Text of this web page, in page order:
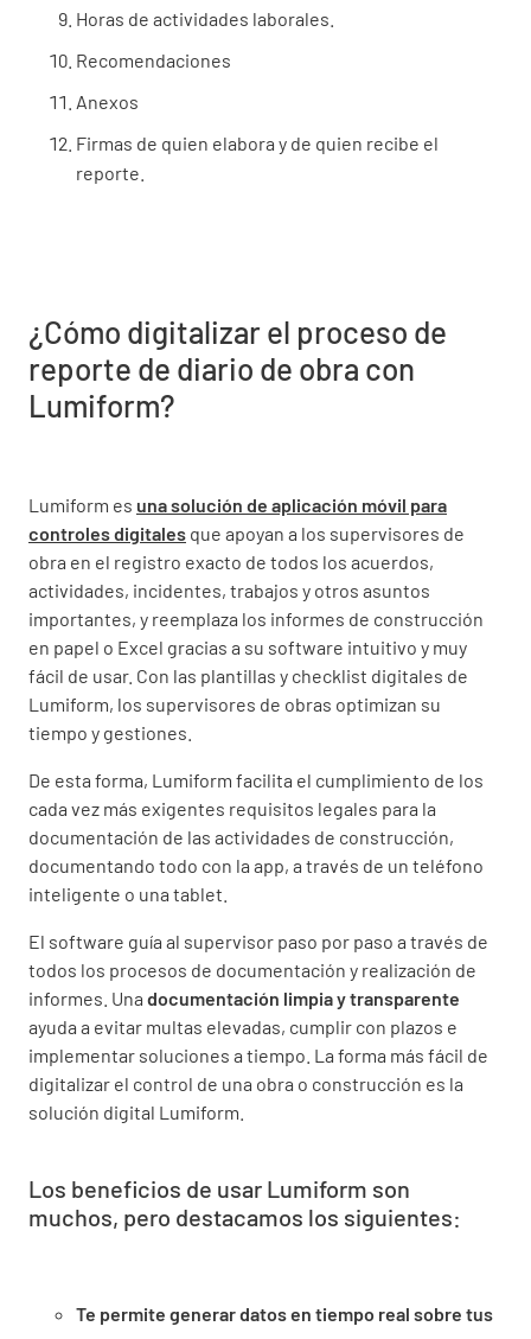
Horas de actividades laborales.
Recomendaciones
Anexos
Firmas de quien elabora y de quien recibe el
reporte.
¿Cómo digitalizar el proceso de
reporte de diario de obra con
Lumiform?
Lumiform es una solución de aplicación móvil para
controles digitales que apoyan a los supervisores de
obra en el registro exacto de todos los acuerdos,
actividades, incidentes, trabajos y otros asuntos
importantes, y reemplaza los informes de construcción
en papel o Excel gracias a su software intuitivo y muy
fácil de usar. Con las plantillas y checklist digitales de
Lumiform, los supervisores de obras optimizan su
tiempo y gestiones.
De esta forma, Lumiform facilita el cumplimiento de los
cada vez más exigentes requisitos legales para la
documentación de las actividades de construcción,
documentando todo con la app, a través de un teléfono
inteligente o una tablet.
El software guía al supervisor paso por paso a través de
todos los procesos de documentación y realización de
informes. Una documentación limpia y transparente
ayuda a evitar multas elevadas, cumplir con plazos e
implementar soluciones a tiempo. La forma más fácil de
digitalizar el control de una obra o construcción es la
solución digital Lumiform.
Los beneficios de usar Lumiform son
muchos, pero destacamos los siguientes:
Te permite generar datos en tiempo real sobre tus